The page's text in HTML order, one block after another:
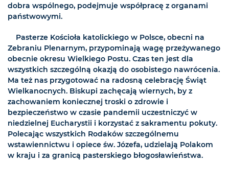
dobra wspólnego, podejmuje współpracę z organami
państwowymi.
Pasterze Kościoła katolickiego w Polsce, obecni na
Zebraniu Plenarnym, przypominają wagę przeżywanego
obecnie okresu Wielkiego Postu. Czas ten jest dla
wszystkich szczególną okazją do osobistego nawrócenia.
Ma też nas przygotować na radosną celebrację Świąt
Wielkanocnych. Biskupi zachęcają wiernych, by z
zachowaniem koniecznej troski o zdrowie i
bezpieczeństwo w czasie pandemii uczestniczyć w
niedzielnej Eucharystii i korzystać z sakramentu pokuty.
Polecając wszystkich Rodaków szczególnemu
wstawiennictwu i opiece św. Józefa, udzielają Polakom
w kraju i za granicą pasterskiego błogosławieństwa.